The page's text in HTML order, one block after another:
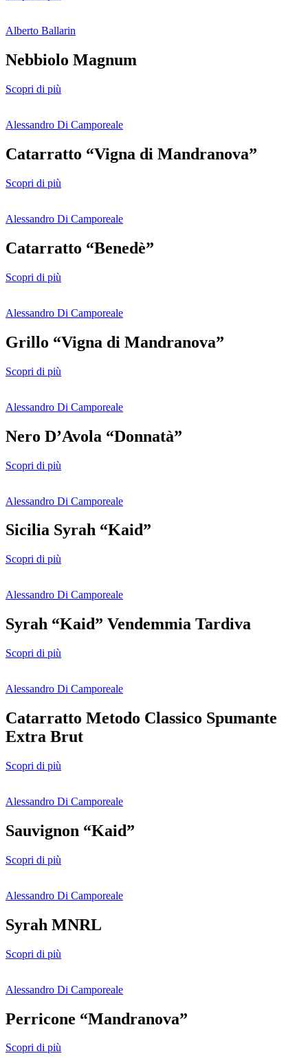
Alberto Ballarin
Nebbiolo Magnum
Scopri di più
Alessandro Di Camporeale
Catarratto “Vigna di Mandranova”
Scopri di più
Alessandro Di Camporeale
Catarratto “Benedè”
Scopri di più
Alessandro Di Camporeale
Grillo “Vigna di Mandranova”
Scopri di più
Alessandro Di Camporeale
Nero D’Avola “Donnatà”
Scopri di più
Alessandro Di Camporeale
Sicilia Syrah “Kaid”
Scopri di più
Alessandro Di Camporeale
Syrah “Kaid” Vendemmia Tardiva
Scopri di più
Alessandro Di Camporeale
Catarratto Metodo Classico Spumante
Extra Brut
Scopri di più
Alessandro Di Camporeale
Sauvignon “Kaid”
Scopri di più
Alessandro Di Camporeale
Syrah MNRL
Scopri di più
Alessandro Di Camporeale
Perricone “Mandranova”
Scopri di più